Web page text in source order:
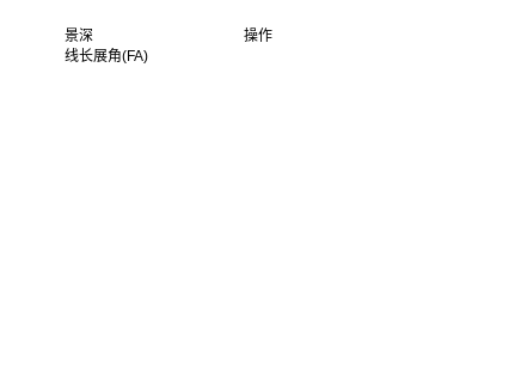
景深
线长展角(FA)
操作